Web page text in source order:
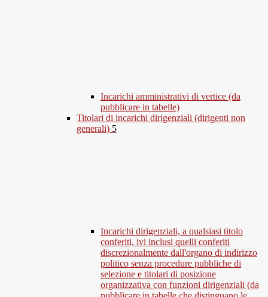
Incarichi amministrativi di vertice (da
pubblicare in tabelle)
Titolari di incarichi dirigenziali (dirigenti non
generali) 5
Incarichi dirigenziali, a qualsiasi titolo
conferiti, ivi inclusi quelli conferiti
discrezionalmente dall'organo di indirizzo
politico senza procedure pubbliche di
selezione e titolari di posizione
organizzativa con funzioni dirigenziali (da